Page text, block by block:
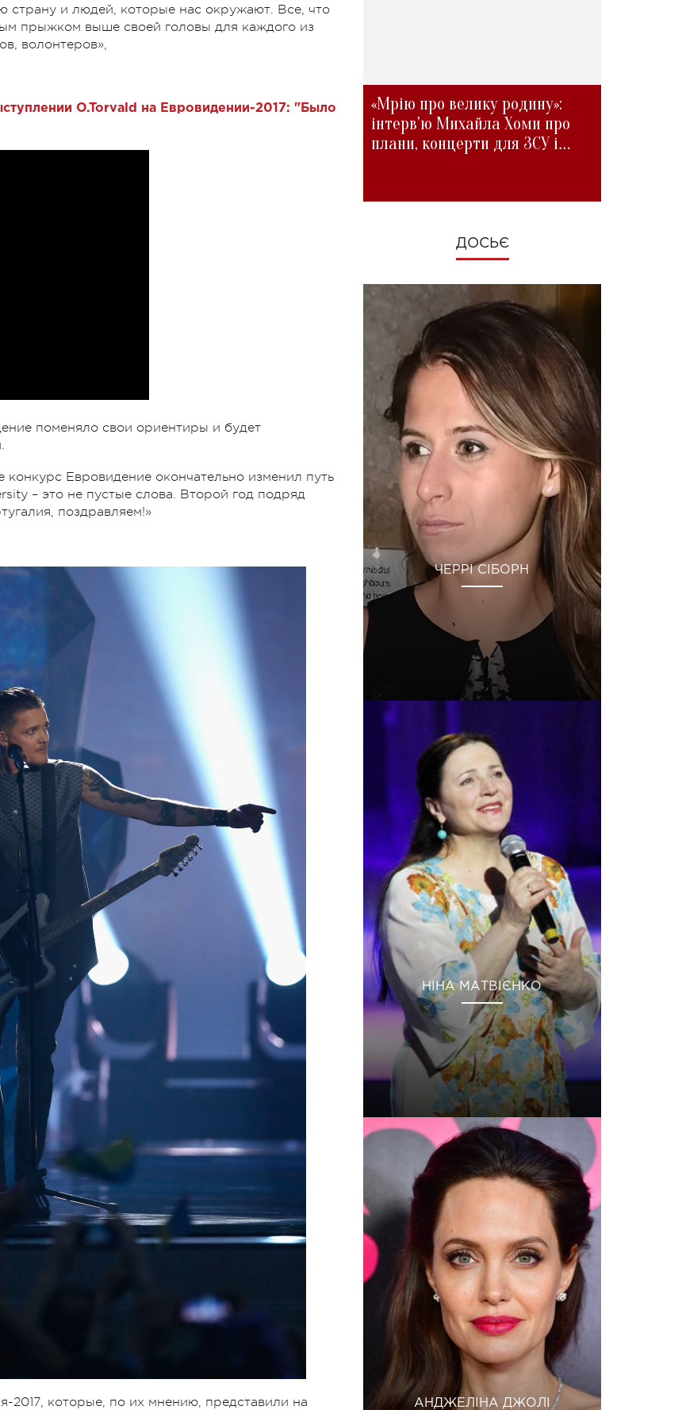
страну и людей, которые нас окружают. Все, что
прыжком выше своей головы для каждого из
волонтеров»,
O.Torvald на Евровидении-2017: "Было
поменяло свои ориентиры и будет
Евровидение окончательно изменил путь
– это не пустые слова. Второй год подряд
поздравляем!»
2017, которые, по их мнению, представили на
«Мрію про велику родину»:
інтерв'ю Михайла Хоми про
плани, концерти для ЗСУ і
ДОСЬЄ
ЧЕРРІ СІБОРН
НІНА МАТВІЄНКО
АНДЖЕЛІНА ДЖОЛІ